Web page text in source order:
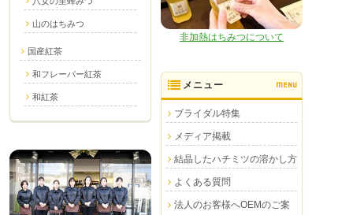
山のはちみつ
国産紅茶
和フレーバー紅茶
和紅茶
非加熱はちみつについて
メニュー MENU
ブライダル特集
メディア掲載
結晶したハチミツの溶かし方
よくある質問
法人のお客様へOEMのご案